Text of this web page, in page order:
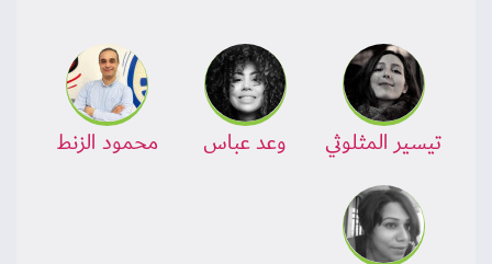
تيسير المثلوثي وعد عباس محمود الزنط